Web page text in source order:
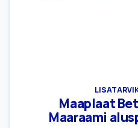
Maaplaat
Maaraami